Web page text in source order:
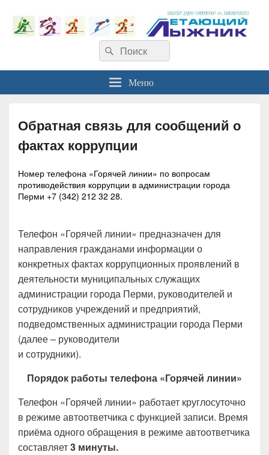
Найти:Поиск
Меню
Обратная связь для сообщений о
фактах коррупции
Номер телефона «Горячей линии» по вопросам
противодействия коррупции в администрации города
Перми +7 (342) 212 32 28.
Телефон «Горячей линии» предназначен для
направления гражданами информации о
конкретных фактах коррупционных проявлений в
деятельности муниципальных служащих
администрации города Перми, руководителей и
сотрудников учреждений и предприятий,
подведомственных администрации города Перми
(далее – руководители
и сотрудники).
Порядок работы телефона «Горячей линии»
Телефон «Горячей линии» работает круглосуточно
в режиме автоответчика с функцией записи. Время
приёма одного обращения в режиме автоответчика
составляет3 минуты.